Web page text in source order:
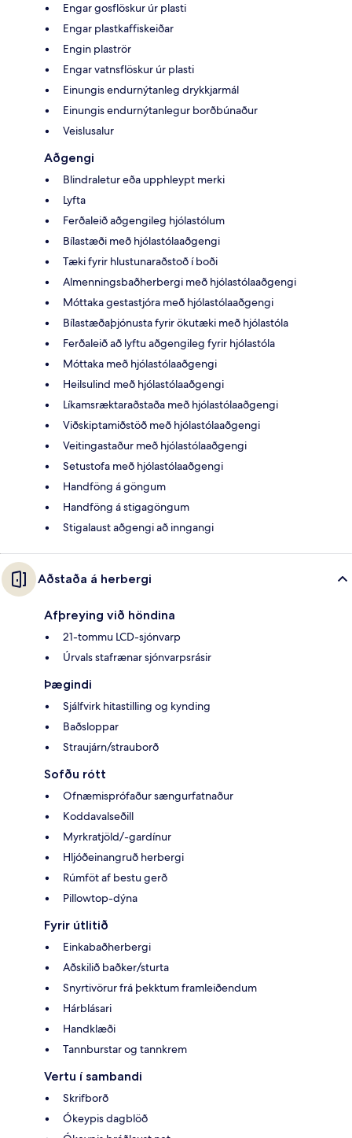
Engar gosflöskur úr plasti
Engar plastkaffiskeiðar
Engin plaströr
Engar vatnsflöskur úr plasti
Einungis endurnýtanleg drykkjarmál
Einungis endurnýtanlegur borðbúnaður
Veislusalur
Aðgengi
Blindraletur eða upphleypt merki
Lyfta
Ferðaleið aðgengileg hjólastólum
Bílastæði með hjólastólaaðgengi
Tæki fyrir hlustunaraðstoð í boði
Almenningsbaðherbergi með hjólastólaaðgengi
Móttaka gestastjóra með hjólastólaaðgengi
Bílastæðaþjónusta fyrir ökutæki með hjólastóla
Ferðaleið að lyftu aðgengileg fyrir hjólastóla
Móttaka með hjólastólaaðgengi
Heilsulind með hjólastólaaðgengi
Líkamsræktaraðstaða með hjólastólaaðgengi
Viðskiptamiðstöð með hjólastólaaðgengi
Veitingastaður með hjólastólaaðgengi
Setustofa með hjólastólaaðgengi
Handföng á göngum
Handföng á stigagöngum
Stigalaust aðgengi að inngangi
Aðstaða á herbergi
Afþreying við höndina
21-tommu LCD-sjónvarp
Úrvals stafrænar sjónvarpsrásir
Þægindi
Sjálfvirk hitastilling og kynding
Baðsloppar
Straujárn/strauborð
Sofðu rótt
Ofnæmisprófaður sængurfatnaður
Koddavalseðill
Myrkratjöld/-gardínur
Hljóðeinangruð herbergi
Rúmföt af bestu gerð
Pillowtop-dýna
Fyrir útlitið
Einkabaðherbergi
Aðskilið baðker/sturta
Snyrtivörur frá þekktum framleiðendum
Hárblásari
Handklæði
Tannburstar og tannkrem
Vertu í sambandi
Skrifborð
Ókeypis dagblöð